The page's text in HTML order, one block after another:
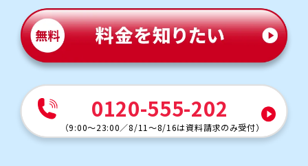
0120-555-202
（9:00～23:00／8/11～8/16は資料請求のみ受付）